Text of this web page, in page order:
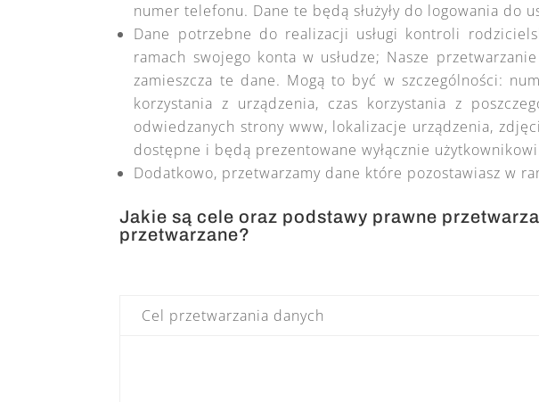
numer telefonu. Dane te będą służyły do logowania do
Dane potrzebne do realizacji usługi kontroli
ramach swojego konta w usłudze; Nasze
zamieszcza te dane. Mogą to być w szczególności:
korzystania z urządzenia, czas korzystania z
odwiedzanych strony www, lokalizacje urządzenia,
dostępne i będą prezentowane wyłącznie
Dodatkowo, przetwarzamy dane które pozostawiasz w
Jakie są cele oraz podstawy prawne
przetwarzane?
Cel przetwarzania danych